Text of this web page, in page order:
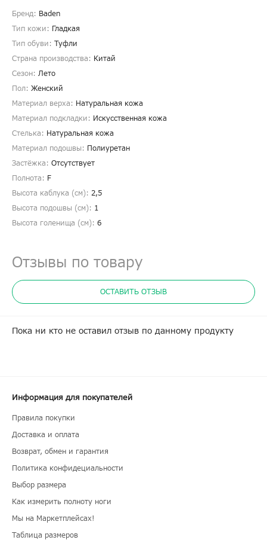
Бренд: Baden
Тип кожи: Гладкая
Тип обуви: Туфли
Страна производства: Китай
Сезон: Лето
Пол: Женский
Материал верха: Натуральная кожа
Материал подкладки: Искусственная кожа
Стелька: Натуральная кожа
Материал подошвы: Полиуретан
Застёжка: Отсутствует
Полнота: F
Высота каблука (см): 2,5
Высота подошвы (см): 1
Высота голенища (cм): 6
Отзывы по товару
ОСТАВИТЬ ОТЗЫВ
Пока ни кто не оставил отзыв по данному продукту
Информация для покупателей
Правила покупки
Доставка и оплата
Возврат, обмен и гарантия
Политика конфидециальности
Выбор размера
Как измерить полноту ноги
Мы на Маркетплейсах!
Таблица размеров